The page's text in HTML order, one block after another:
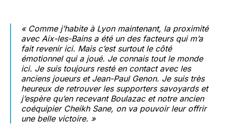
« Comme j’habite à Lyon maintenant, la proximité
avec Aix-les-Bains a été un des facteurs qui m’a
fait revenir ici. Mais c’est surtout le côté
émotionnel qui a joué. Je connais tout le monde
ici. Je suis toujours resté en contact avec les
anciens joueurs et Jean-Paul Genon. Je suis très
heureux de retrouver les supporters savoyards et
j’espère qu’en recevant Boulazac et notre ancien
coéquipier Cheikh Sane, on va pouvoir leur offrir
une belle victoire. »